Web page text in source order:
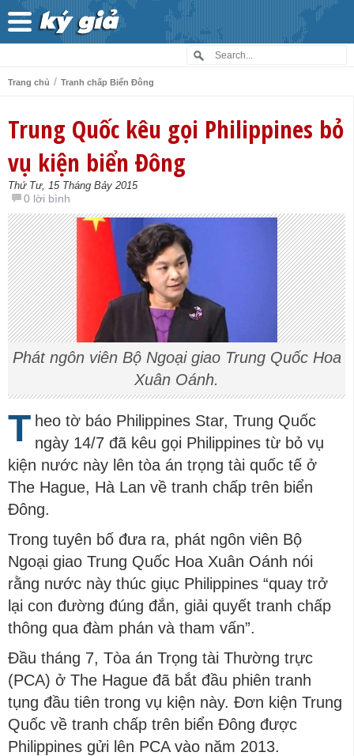
Trang chủ / Tranh chấp Biển Đông
Trung Quốc kêu gọi Philippines bỏ
vụ kiện biển Đông
Thứ Tư, 15 Tháng Bảy 2015
0 lời bình
Phát ngôn viên Bộ Ngoại giao Trung Quốc Hoa
Xuân Oánh.
T heo tờ báo Philippines Star, Trung Quốc
ngày 14/7 đã kêu gọi Philippines từ bỏ vụ
kiện nước này lên tòa án trọng tài quốc tế ở
The Hague, Hà Lan về tranh chấp trên biển
Đông.
Trong tuyên bố đưa ra, phát ngôn viên Bộ
Ngoại giao Trung Quốc Hoa Xuân Oánh nói
rằng nước này thúc giục Philippines “quay trở
lại con đường đúng đắn, giải quyết tranh chấp
thông qua đàm phán và tham vấn”.
Đầu tháng 7, Tòa án Trọng tài Thường trực
(PCA) ở The Hague đã bắt đầu phiên tranh
tụng đầu tiên trong vụ kiện này. Đơn kiện Trung
Quốc về tranh chấp trên biển Đông được
Philippines gửi lên PCA vào năm 2013.